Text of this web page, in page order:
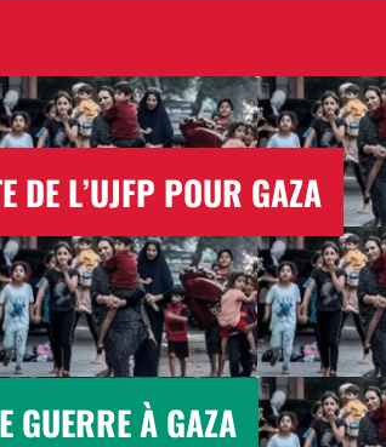
DE L’UJFP POUR GAZA
GUERRE À GAZA